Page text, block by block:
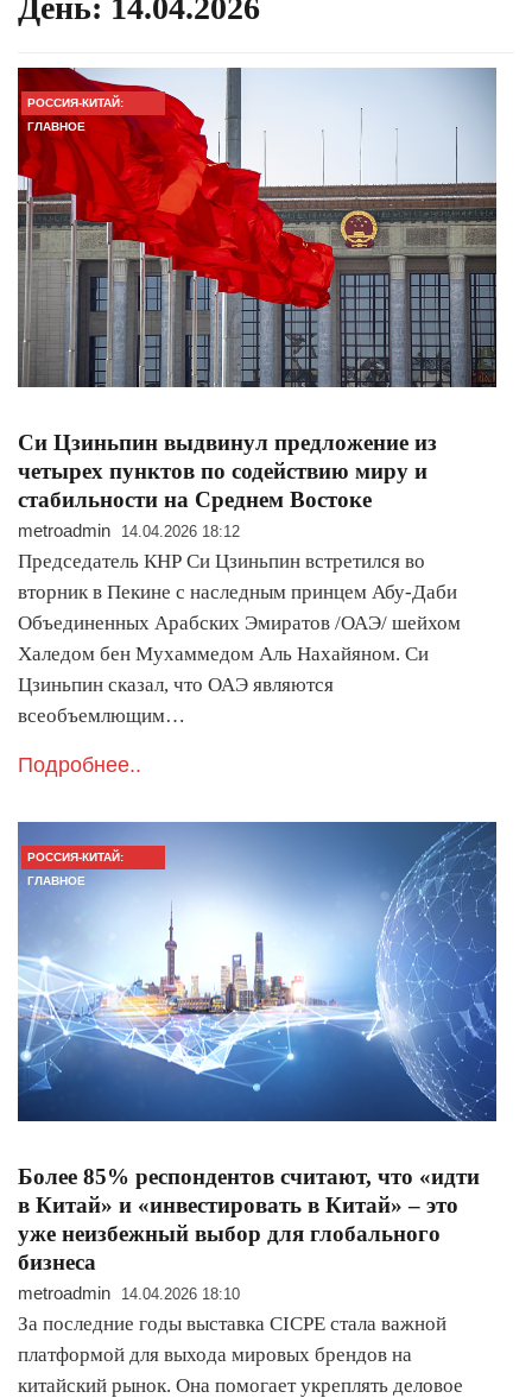
День: 14.04.2026
РОССИЯ-КИТАЙ:
ГЛАВНОЕ
Си Цзиньпин выдвинул предложение из
четырех пунктов по содействию миру и
стабильности на Среднем Востоке
metroadmin 14.04.2026 18:12
Председатель КНР Си Цзиньпин встретился во
вторник в Пекине с наследным принцем Абу-Даби
Объединенных Арабских Эмиратов /ОАЭ/ шейхом
Халедом бен Мухаммедом Аль Нахайяном. Си
Цзиньпин сказал, что ОАЭ являются
всеобъемлющим…
Подробнее..
РОССИЯ-КИТАЙ:
ГЛАВНОЕ
Более 85% респондентов считают, что «идти
в Китай» и «инвестировать в Китай» – это
уже неизбежный выбор для глобального
бизнеса
metroadmin 14.04.2026 18:10
За последние годы выставка CICPE стала важной
платформой для выхода мировых брендов на
китайский рынок. Она помогает укреплять деловое